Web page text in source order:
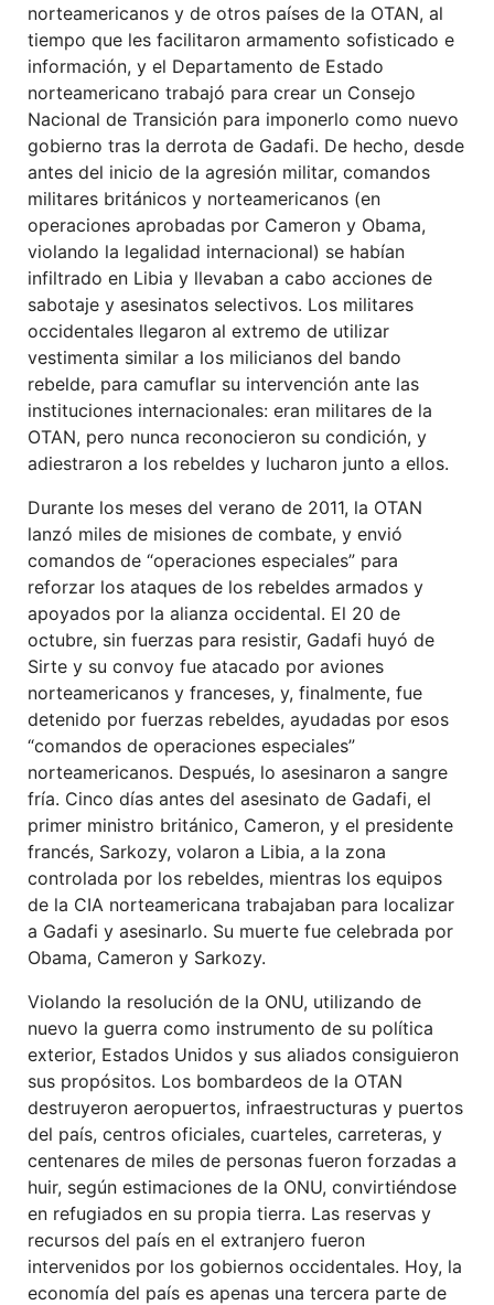
norteamericanos y de otros países de la OTAN, al
tiempo que les facilitaron armamento sofisticado e
información, y el Departamento de Estado
norteamericano trabajó para crear un Consejo
Nacional de Transición para imponerlo como nuevo
gobierno tras la derrota de Gadafi. De hecho, desde
antes del inicio de la agresión militar, comandos
militares británicos y norteamericanos (en
operaciones aprobadas por Cameron y Obama,
violando la legalidad internacional) se habían
infiltrado en Libia y llevaban a cabo acciones de
sabotaje y asesinatos selectivos. Los militares
occidentales llegaron al extremo de utilizar
vestimenta similar a los milicianos del bando
rebelde, para camuflar su intervención ante las
instituciones internacionales: eran militares de la
OTAN, pero nunca reconocieron su condición, y
adiestraron a los rebeldes y lucharon junto a ellos.
Durante los meses del verano de 2011, la OTAN
lanzó miles de misiones de combate, y envió
comandos de “operaciones especiales” para
reforzar los ataques de los rebeldes armados y
apoyados por la alianza occidental. El 20 de
octubre, sin fuerzas para resistir, Gadafi huyó de
Sirte y su convoy fue atacado por aviones
norteamericanos y franceses, y, finalmente, fue
detenido por fuerzas rebeldes, ayudadas por esos
“comandos de operaciones especiales”
norteamericanos. Después, lo asesinaron a sangre
fría. Cinco días antes del asesinato de Gadafi, el
primer ministro británico, Cameron, y el presidente
francés, Sarkozy, volaron a Libia, a la zona
controlada por los rebeldes, mientras los equipos
de la CIA norteamericana trabajaban para localizar
a Gadafi y asesinarlo. Su muerte fue celebrada por
Obama, Cameron y Sarkozy.
Violando la resolución de la ONU, utilizando de
nuevo la guerra como instrumento de su política
exterior, Estados Unidos y sus aliados consiguieron
sus propósitos. Los bombardeos de la OTAN
destruyeron aeropuertos, infraestructuras y puertos
del país, centros oficiales, cuarteles, carreteras, y
centenares de miles de personas fueron forzadas a
huir, según estimaciones de la ONU, convirtiéndose
en refugiados en su propia tierra. Las reservas y
recursos del país en el extranjero fueron
intervenidos por los gobiernos occidentales. Hoy, la
economía del país es apenas una tercera parte de